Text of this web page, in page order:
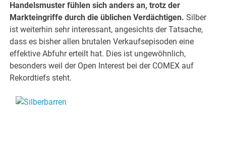
Handelsmuster fühlen sich anders an, trotz der
Markteingriffe durch die üblichen Verdächtigen. Silber
ist weiterhin sehr interessant, angesichts der Tatsache,
dass es bisher allen brutalen Verkaufsepisoden eine
effektive Abfuhr erteilt hat. Dies ist ungewöhnlich,
besonders weil der Open Interest bei der COMEX auf
Rekordtiefs steht.